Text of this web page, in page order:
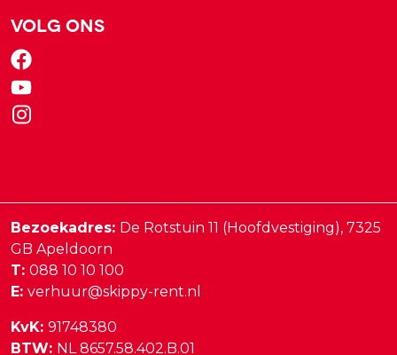
Volg ons
Bezoekadres: De Rotstuin 11 (Hoofdvestiging), 7325
GB Apeldoorn
T: 088 10 10 100
E: verhuur@skippy-rent.nl
KvK: 91748380
BTW: NL 8657.58.402.B.01